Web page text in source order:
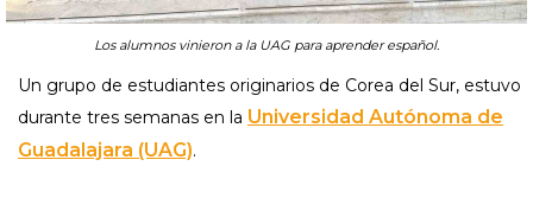
Los alumnos vinieron a la UAG para aprender español.
Un grupo de estudiantes originarios de Corea del Sur, estuvo
durante tres semanas en la Universidad Autónoma de
Guadalajara (UAG).